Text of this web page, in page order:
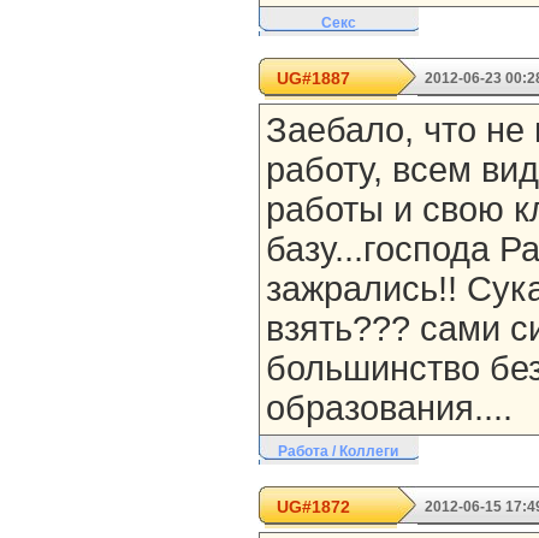
Секс
UG#1887 2012-06-23
Заебало, что не
работу, всем
работы и свою
базу...господа
зажрались!!
взять??? сами
большинство
образования....
Работа / Коллеги
UG#1872 2012-06-15